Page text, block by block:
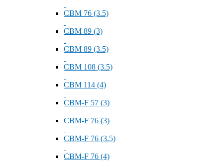
СВМ 76 (3.5)
СВМ 89 (3)
СВМ 89 (3.5)
СВМ 108 (3.5)
СВМ 114 (4)
СВМ-F 57 (3)
СВМ-F 76 (3)
СВМ-F 76 (3.5)
СВМ-F 76 (4)